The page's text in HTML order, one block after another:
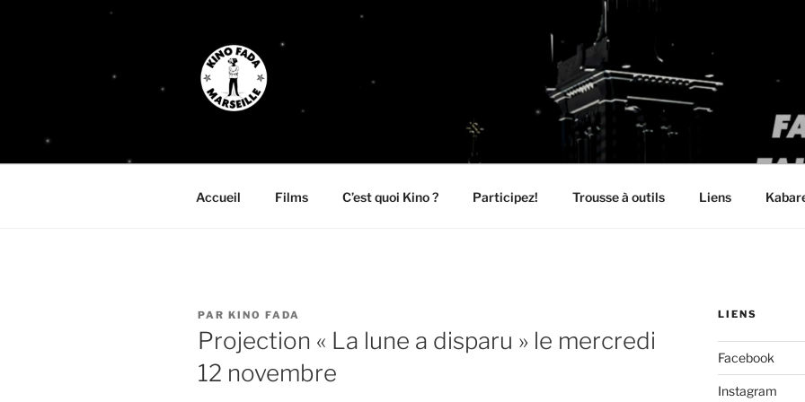
« Faites bien avec rien, faites mieux avec peu, mais faites le maintenant »
Accueil Films C’est quoi Kino ? Participez! Trousse à outils Liens
PUBLIÉ
LE
PAR KINO FADA
Projection « La lune a disparu » le mercredi
12 novembre
LIENS
Facebook
Instagram